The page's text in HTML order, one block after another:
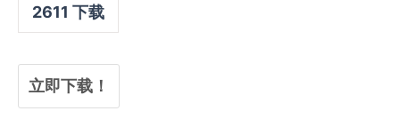
2611 下载
立即下载！